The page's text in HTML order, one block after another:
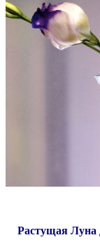
Растущая Луна